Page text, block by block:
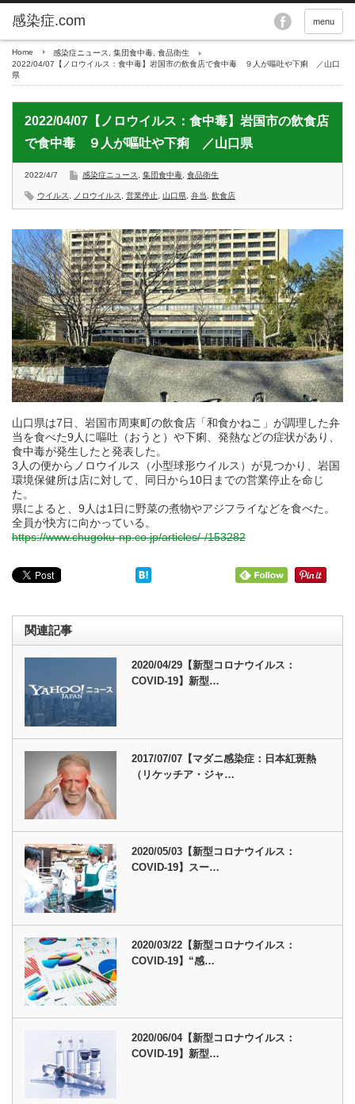
menu
Home 感染症ニュース 集団食中毒 食品衛生
2022/04/07【ノロウイルス：食中毒】岩国市の飲食店で食中毒 ９人が嘔吐や下痢 ／山口
県
2022/04/07【ノロウイルス：食中毒】岩国市の飲食店
で食中毒 ９人が嘔吐や下痢 ／山口県
2022/4/7 感染症ニュース 集団食中毒 食品衛生
ウイルス ノロウイルス 営業停止 山口県 弁当 飲食店
山口県は7日、岩国市周東町の飲食店「和食かねこ」が調理した弁
当を食べた9人に嘔吐（おうと）や下痢、発熱などの症状があり、
食中毒が発生したと発表した。
3人の便からノロウイルス（小型球形ウイルス）が見つかり、岩国
環境保健所は店に対して、同日から10日までの営業停止を命じ
た。
県によると、9人は1日に野菜の煮物やアジフライなどを食べた。
全員が快方に向かっている。
https://www.chugoku-np.co.jp/articles/-/153282
関連記事
2020/04/29【新型コロナウイルス：
COVID-19】新型…
2017/07/07【マダニ感染症：日本紅斑熱
（リケッチア・ジャ…
2020/05/03【新型コロナウイルス：
COVID-19】スー…
2020/03/22【新型コロナウイルス：
COVID-19】“感…
2020/06/04【新型コロナウイルス：
COVID-19】新型…